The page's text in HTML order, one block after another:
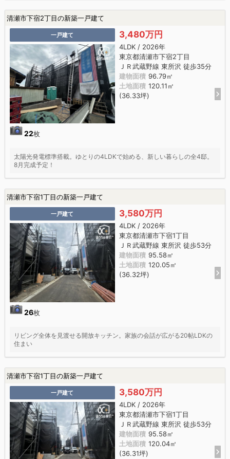
清瀬市下宿2丁目の新築一戸建て
一戸建て
22枚
3,480万円
4LDK / 2026年
東京都清瀬市下宿2丁目
ＪＲ武蔵野線 東所沢 徒歩35分
建物面積 96.79㎡
土地面積 120.11㎡
(36.33坪)
太陽光発電標準搭載。ゆとりの4LDKで始める、新しい暮らしの全4邸。
8月完成予定！
清瀬市下宿1丁目の新築一戸建て
一戸建て
26枚
3,580万円
4LDK / 2026年
東京都清瀬市下宿1丁目
ＪＲ武蔵野線 東所沢 徒歩53分
建物面積 95.58㎡
土地面積 120.05㎡
(36.32坪)
リビング全体を見渡せる開放キッチン。家族の会話が広がる20帖LDKの
住まい
清瀬市下宿1丁目の新築一戸建て
一戸建て 3,580万円
4LDK / 2026年
東京都清瀬市下宿1丁目
ＪＲ武蔵野線 東所沢 徒歩53分
建物面積 95.58㎡
土地面積 120.04㎡
(36.31坪)